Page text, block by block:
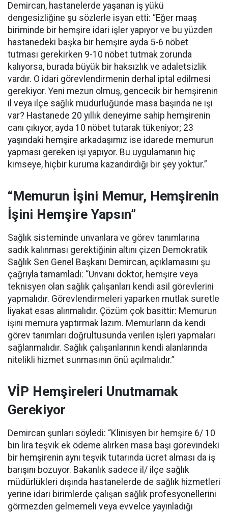
Demircan, hastanelerde yaşanan iş yükü
dengesizliğine şu sözlerle isyan etti: “Eğer maaş
biriminde bir hemşire idari işler yapıyor ve bu yüzden
hastanedeki başka bir hemşire ayda 5-6 nöbet
tutması gerekirken 9-10 nöbet tutmak zorunda
kalıyorsa, burada büyük bir haksızlık ve adaletsizlik
vardır. O idari görevlendirmenin derhal iptal edilmesi
gerekiyor. Yeni mezun olmuş, gencecik bir hemşirenin
il veya ilçe sağlık müdürlüğünde masa başında ne işi
var? Hastanede 20 yıllık deneyime sahip hemşirenin
canı çıkıyor, ayda 10 nöbet tutarak tükeniyor; 23
yaşındaki hemşire arkadaşımız ise idarede memurun
yapması gereken işi yapıyor. Bu uygulamanın hiç
kimseye, hiçbir kuruma kazandırdığı bir şey yoktur.”
“Memurun İşini Memur, Hemşirenin
İşini Hemşire Yapsın”
Sağlık sisteminde unvanlara ve görev tanımlarına
sadık kalınması gerektiğinin altını çizen Demokratik
Sağlık Sen Genel Başkanı Demircan, açıklamasını şu
çağrıyla tamamladı: “Unvanı doktor, hemşire veya
teknisyen olan sağlık çalışanları kendi asil görevlerini
yapmalıdır. Görevlendirmeleri yaparken mutlak suretle
liyakat esas alınmalıdır. Çözüm çok basittir: Memurun
işini memura yaptırmak lazım. Memurların da kendi
görev tanımları doğrultusunda verilen işleri yapmaları
sağlanmalıdır. Sağlık çalışanlarının kendi alanlarında
nitelikli hizmet sunmasının önü açılmalıdır.”
VİP Hemşireleri Unutmamak
Gerekiyor
Demircan şunları söyledi: “Klinisyen bir hemşire 6/ 10
bin lira teşvik ek ödeme alırken masa başı görevindeki
bir hemşirenin aynı teşvik tutarında ücret alması da iş
barışını bozuyor. Bakanlık sadece il/ ilçe sağlık
müdürlükleri dışında hastanelerde de sağlık hizmetleri
yerine idari birimlerde çalışan sağlık profesyonellerini
görmezden gelmemeli veya evvelce yayınladığı